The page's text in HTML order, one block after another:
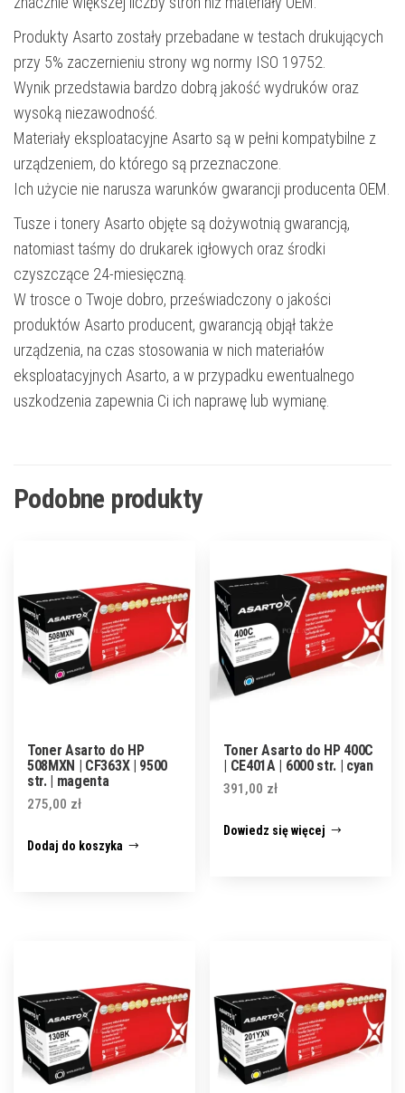
Produkty Asarto zostały przebadane w testach drukujących
przy 5% zaczernieniu strony wg normy ISO 19752.
Wynik przedstawia bardzo dobrą jakość wydruków oraz
wysoką niezawodność.
Materiały eksploatacyjne Asarto są w pełni kompatybilne z
urządzeniem, do którego są przeznaczone.
Ich użycie nie narusza warunków gwarancji producenta OEM.
Tusze i tonery Asarto objęte są dożywotnią gwarancją,
natomiast taśmy do drukarek igłowych oraz środki
czyszczące 24-miesięczną.
W trosce o Twoje dobro, przeświadczony o jakości
produktów Asarto producent, gwarancją objął także
urządzenia, na czas stosowania w nich materiałów
eksploatacyjnych Asarto, a w przypadku ewentualnego
uszkodzenia zapewnia Ci ich naprawę lub wymianę.
Podobne produkty
Toner Asarto do HP
508MXN | CF363X | 9500
str. | magenta
275,00 zł
Dodaj do koszyka
Toner Asarto do HP 400C
| CE401A | 6000 str. | cyan
391,00 zł
Dowiedz się więcej